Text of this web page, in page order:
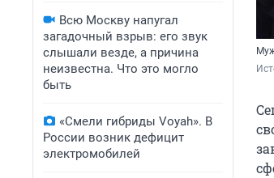
Всю Москву напугал
загадочный взрыв: его звук
слышали везде, а причина
неизвестна. Что это могло
быть
«Смели гибриды Voyah». В
России возник дефицит
электромобилей